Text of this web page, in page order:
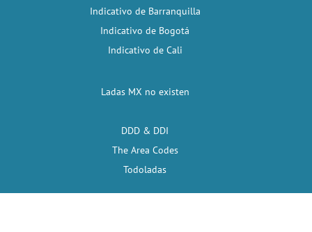
Indicativo de Barranquilla
Indicativo de Bogotá
Indicativo de Cali
Ladas MX no existen
DDD & DDI
The Area Codes
Todoladas